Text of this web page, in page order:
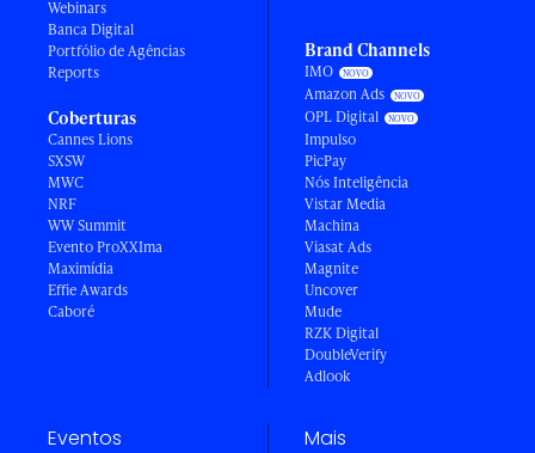
Webinars
Banca Digital
Portfólio de Agências
Reports
Coberturas
Cannes Lions
SXSW
MWC
NRF
WW Summit
Evento ProXXIma
Maximídia
Effie Awards
Caboré
Brand Channels
IMO
Amazon Ads
OPL Digital
Impulso
PicPay
Nós Inteligência
Vistar Media
Machina
Viasat Ads
Magnite
Uncover
Mude
RZK Digital
DoubleVerify
Adlook
Eventos Mais